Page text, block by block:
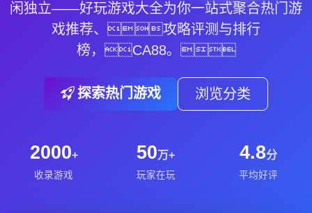
闲独立——好玩游戏大全为你一站式聚合热门游
戏推荐、攻略评测与排行
榜，CA88。
探索热门游戏 浏览分类
2000+
收录游戏
50万+
玩家在玩
4.8分
平均好评